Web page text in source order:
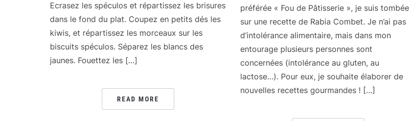
Ecrasez les spéculos et répartissez les brisures
dans le fond du plat. Coupez en petits dés les
kiwis, et répartissez les morceaux sur les
biscuits spéculos. Séparez les blancs des
jaunes. Fouettez les […]
READ MORE
préférée « Fou de Pâtisserie », je suis tombée
sur une recette de Rabia Combet. Je n’ai pas
d’intolérance alimentaire, mais dans mon
entourage plusieurs personnes sont
concernées (intolérance au gluten, au
lactose…). Pour eux, je souhaite élaborer de
nouvelles recettes gourmandes ! […]